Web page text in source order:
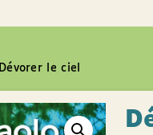
Dévorer le ciel